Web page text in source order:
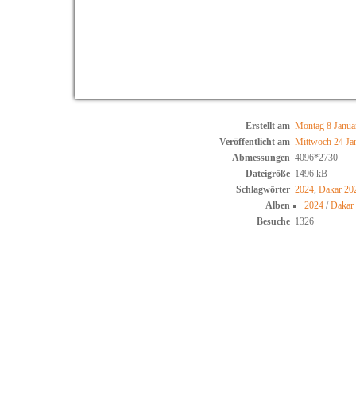
Erstellt am Montag 8
Veröffentlicht am Mittwoch 24
Abmessungen 4096*2730
Dateigröße 1496 kB
Schlagwörter 2024, Dakar
Alben
2024/ Dakar
Besuche 1326